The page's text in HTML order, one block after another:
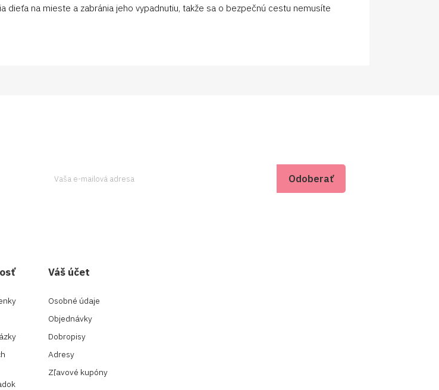
dieťa na mieste a zabránia jeho vypadnutiu, takže sa o bezpečnú cestu nemusíte
Váš účet
Osobné údaje
Objednávky
Dobropisy
Adresy
Zľavové kupóny